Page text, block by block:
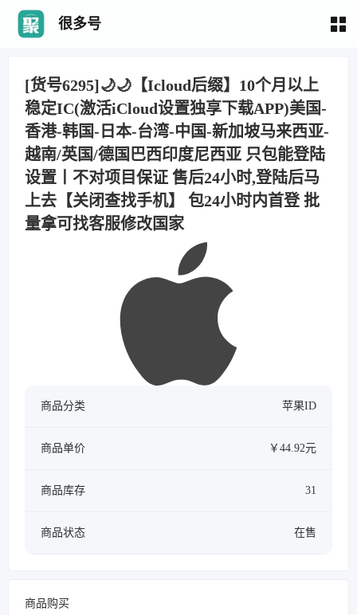
很多号
[货号6295]🌙🌙【Icloud后缀】10个月以上
稳定IC(激活iCloud设置独享下载APP)美国-
香港-韩国-日本-台湾-中国-新加坡马来西亚-
越南/英国/德国巴西印度尼西亚 只包能登陆
设置丨不对项目保证 售后24小时,登陆后马
上去【关闭查找手机】 包24小时内首登 批
量拿可找客服修改国家
商品分类 苹果ID
商品单价 ￥44.92元
商品库存 31
商品状态 在售
商品购买